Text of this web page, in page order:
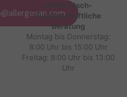
Medizinisch-
wissenschaftliche
Beratung
Montag bis Donnerstag:
8:00 Uhr bis 15:00 Uhr
Freitag: 8:00 Uhr bis 13:00
Uhr